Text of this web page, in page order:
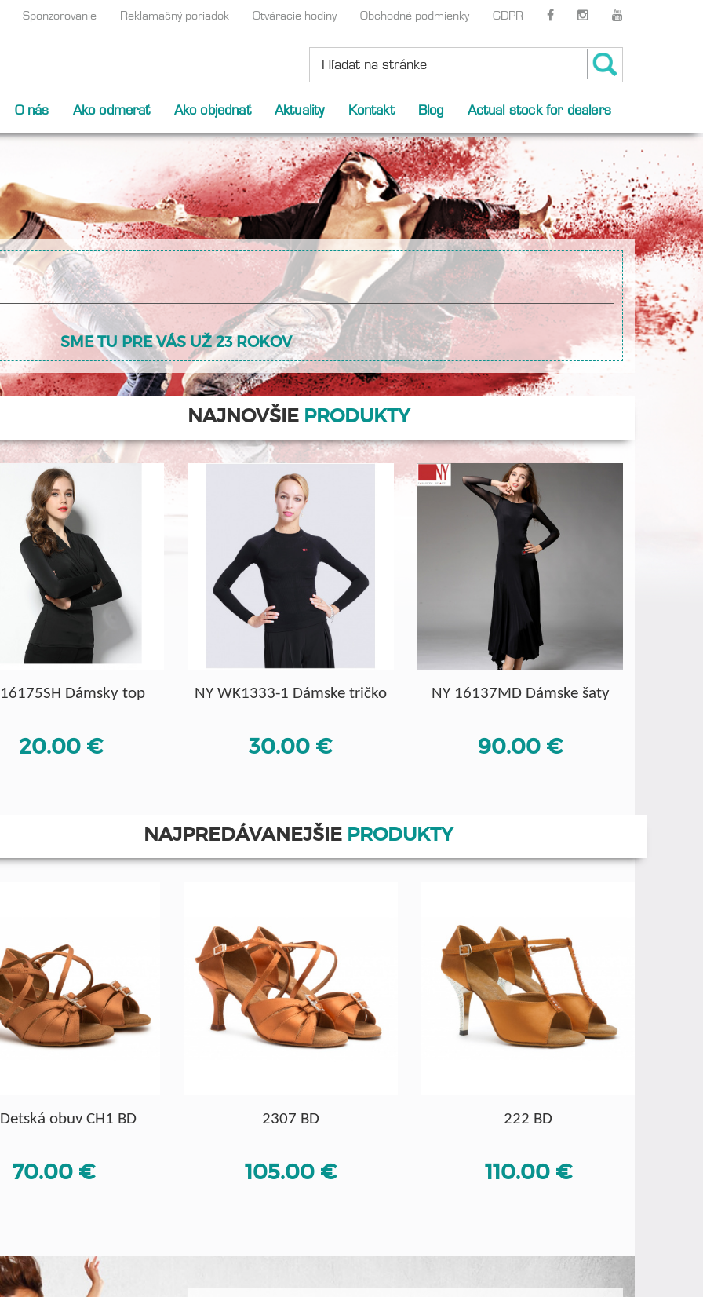
Sponzorovanie Reklamačný poriadok Otváracie hodiny Obchodné podmienky GDPR
O nás Ako odmerať Ako objednať Aktuality Kontakt Blog Actual stock for dealers
SME TU PRE VÁS UŽ 23 ROKOV
NAJNOVŠIE PRODUKTY
Dámsky top
20.00 €
NY WK1333-1 Dámske tričko
30.00 €
NY 16137MD Dámske šaty
90.00 €
NAJPREDÁVANEJŠIE PRODUKTY
obuv CH1 BD
70.00 €
2307 BD
105.00 €
222 BD
110.00 €